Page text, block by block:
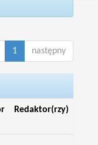
1 następny
Redaktor(rzy)